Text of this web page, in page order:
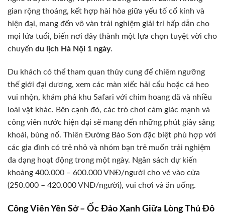
gian rộng thoáng, kết hợp hài hòa giữa yếu tố cổ kính và
hiện đại, mang đến vô vàn trải nghiệm giải trí hấp dẫn cho
mọi lứa tuổi, biến nơi đây thành một lựa chọn tuyệt vời cho
chuyến du lịch Hà Nội 1 ngày.
Du khách có thể tham quan thủy cung để chiêm ngưỡng
thế giới đại dương, xem các màn xiếc hải cẩu hoặc cá heo
vui nhộn, khám phá khu Safari với chim hoang dã và nhiều
loài vật khác. Bên cạnh đó, các trò chơi cảm giác mạnh và
công viên nước hiện đại sẽ mang đến những phút giây sảng
khoái, bùng nổ. Thiên Đường Bảo Sơn đặc biệt phù hợp với
các gia đình có trẻ nhỏ và nhóm bạn trẻ muốn trải nghiệm
đa dạng hoạt động trong một ngày. Ngân sách dự kiến
khoảng 400.000 – 600.000 VNĐ/người cho vé vào cửa
(250.000 – 420.000 VNĐ/người), vui chơi và ăn uống.
Công Viên Yên Sở – Ốc Đảo Xanh Giữa Lòng Thủ Đô